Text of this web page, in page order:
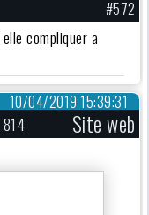
#572
compliquer a
10/04/2019 15:39:31
Site web